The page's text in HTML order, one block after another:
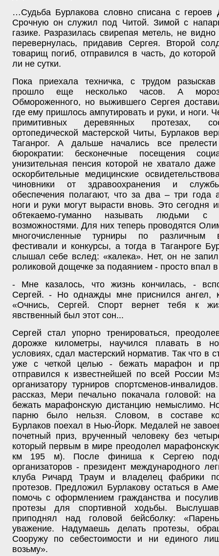
…Судьба Бурлакова словно списана с героев
Срочную он служил под Читой. Зимой с
газике. Разразилась свирепая метель, не
перевернулась, придавив Сергея. Второй
товарищ погиб, отправился в часть, до которой
ли не сутки.
Пока приехала техничка, с трудом
прошло еще несколько часов. А
Обмороженного, но выжившего Сергея
где ему пришлось ампутировать и руки, и ноги.
примитивных деревянных протезах,
ортопедической мастерской Читы, Бурлаков
Таганрог. А дальше начались все прелести
бюрократии: бесконечные посещения
унизительная пенсия которой не хватало
оскорбительные медицинские
чиновники от здравоохранения и
обеспечения полагают, что за два – три года
ноги и руки могут вырасти вновь. Это сегодня
обтекаемо-гуманно называть людьми с
возможностями. Для них теперь проводятся
многочисленные турниры по различным
фестивали и конкурсы, а тогда в Таганроге
слышал себе вслед: «калека». Нет, он не
роликовой дощечке за подаянием - просто впал
- Мне казалось, что жизнь кончилась, -
Сергей. - Но однажды мне приснился ангел,
«Очнись, Сергей. Спорт вернет тебя к
явственный был этот сон...
Сергей стал упорно тренироваться,
дорожке километры, научился плавать в
условиях, сдал мастерский норматив. Так что в
уже с четкой целью - бежать марафон и
отправился к известнейшей по всей России
организатору турниров спортсменов-
рассказ, Мери печально покачала головой: на
бежать марафонскую дистанцию немыслимо.
парню было нельзя. Словом, в составе
Бурлаков поехал в Нью-Йорк. Медалей не
почетный приз, врученный человеку без
который первым в мире преодолел
км
195 м). После финиша к Сергею
организаторов - президент международного
клуба Ричард Траум и владелец фабрики
протезов. Предложил Бурлакову остаться в
помочь с оформлением гражданства и
протезы для спортивной ходьбы.
приподнял над головой бейсболку:
уважение. Надумаешь делать протезы,
Сооружу по себестоимости и ни единого
возьму».